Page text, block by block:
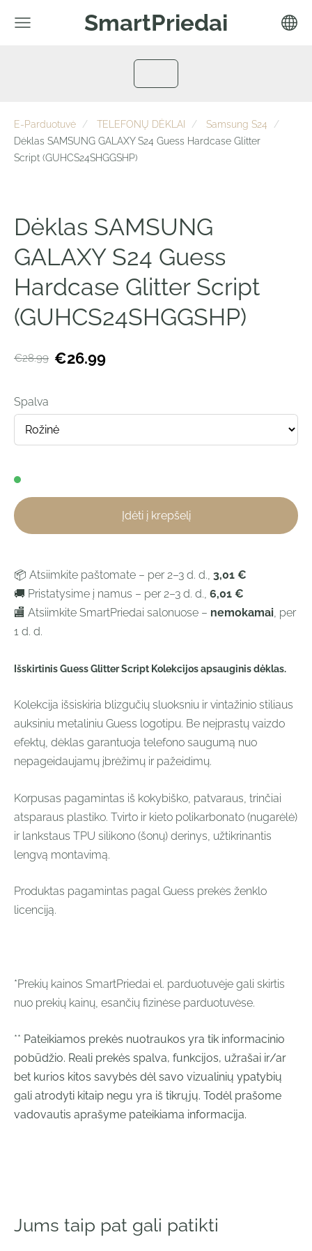
SmartPriedai
E-Parduotuvė TELEFONŲ DĖKLAI
Samsung S24
Dėklas SAMSUNG GALAXY S24 Guess Hardcase Glitter
Script (GUHCS24SHGGSHP)
Dėklas SAMSUNG
GALAXY S24 Guess
Hardcase Glitter Script
(GUHCS24SHGGSHP)
€28.99 €26.99
Spalva
Įdėti į krepšelį
📦 Atsiimkite paštomate – per 2–3 d. d., 3,01 €
🚚 Pristatysime į namus – per 2–3 d. d., 6,01 €
🏬 Atsiimkite SmartPriedai salonuose – nemokamai, per
1 d. d.
Išskirtinis Guess Glitter Script Kolekcijos apsauginis dėklas.
Kolekcija išsiskiria blizgučių sluoksniu ir vintažinio stiliaus
auksiniu metaliniu Guess logotipu. Be neįprastų vaizdo
efektų, dėklas garantuoja telefono saugumą nuo
nepageidaujamų įbrėžimų ir pažeidimų.
Korpusas pagamintas iš kokybiško, patvaraus, trinčiai
atsparaus plastiko. Tvirto ir kieto polikarbonato (nugarėlė)
ir lankstaus TPU silikono (šonų) derinys, užtikrinantis
lengvą montavimą.
Produktas pagamintas pagal Guess prekės ženklo
licenciją.
*Prekių kainos SmartPriedai el. parduotuvėje gali skirtis
nuo prekių kainų, esančių fizinėse parduotuvėse.
** Pateikiamos prekės nuotraukos yra tik informacinio
pobūdžio. Reali prekės spalva, funkcijos, užrašai ir/ar
bet kurios kitos savybės dėl savo vizualinių ypatybių
gali atrodyti kitaip negu yra iš tikrųjų. Todėl prašome
vadovautis aprašyme pateikiama informacija.
Jums taip pat gali patikti